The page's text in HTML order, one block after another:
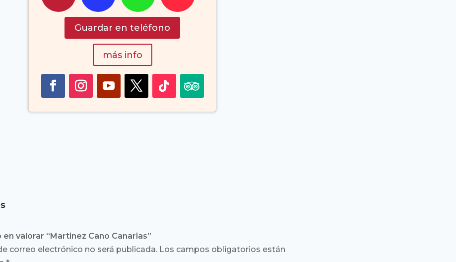
Guardar en teléfono
más info
valorar “Martinez Cano Canarias”
correo electrónico no será publicada. Los campos obligatorios están